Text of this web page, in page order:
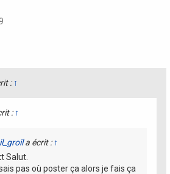
: ↑
: ↑
a écrit : ↑
Salut.
pas où poster ça alors je fais ça